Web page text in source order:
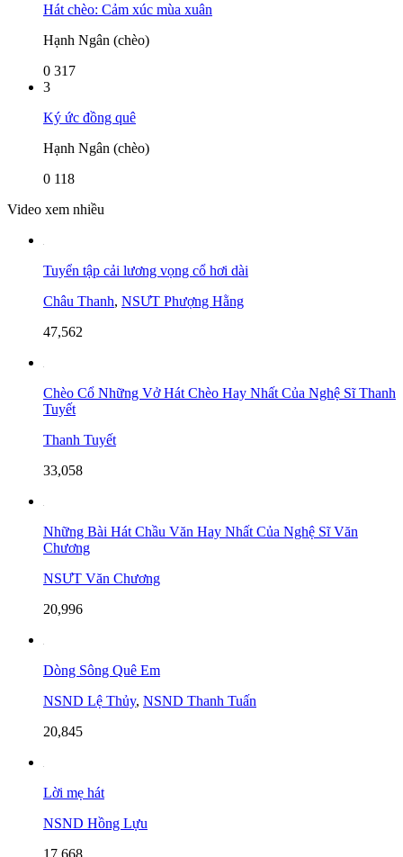
Hát chèo: Cảm xúc mùa xuân
Hạnh Ngân (chèo)
0 317
3
Ký ức đồng quê
Hạnh Ngân (chèo)
0 118
Video xem nhiều
Tuyển tập cải lương vọng cổ hơi dài
Châu Thanh, NSƯT Phượng Hằng
47,562
Chèo Cổ Những Vở Hát Chèo Hay Nhất Của Nghệ Sĩ Thanh
Tuyết
Thanh Tuyết
33,058
Những Bài Hát Chầu Văn Hay Nhất Của Nghệ Sĩ Văn
Chương
NSƯT Văn Chương
20,996
Dòng Sông Quê Em
NSND Lệ Thủy, NSND Thanh Tuấn
20,845
Lời mẹ hát
NSND Hồng Lựu
17,668